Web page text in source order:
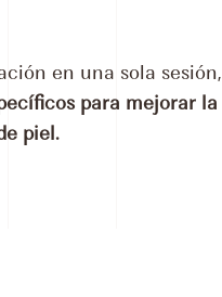
en una sola sesión,
para mejorar la
piel.